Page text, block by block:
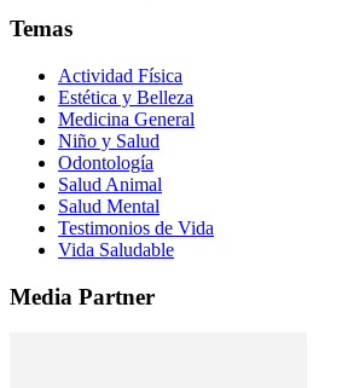
Temas
Actividad Física
Estética y Belleza
Medicina General
Niño y Salud
Odontología
Salud Animal
Salud Mental
Testimonios de Vida
Vida Saludable
Media Partner